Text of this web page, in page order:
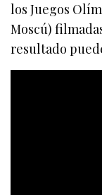
los Juegos
Moscú)
resultado